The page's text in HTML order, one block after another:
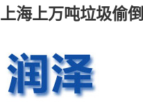
上海上万吨垃圾偷